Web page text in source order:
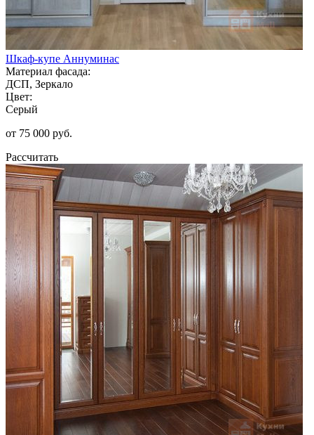
Шкаф-купе Аннуминас
Материал фасада:
ДСП, Зеркало
Цвет:
Серый
от 75 000 руб.
Рассчитать